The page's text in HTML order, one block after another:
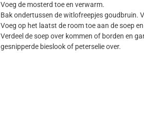
Voeg de mosterd toe en verwarm.
Bak ondertussen de witlofreepjes goudbruin.
Voeg op het laatst de room toe aan de soep
Verdeel de soep over kommen of borden en
gesnipperde bieslook of peterselie over.